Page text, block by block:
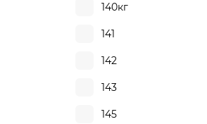
140кг
141
142
143
145